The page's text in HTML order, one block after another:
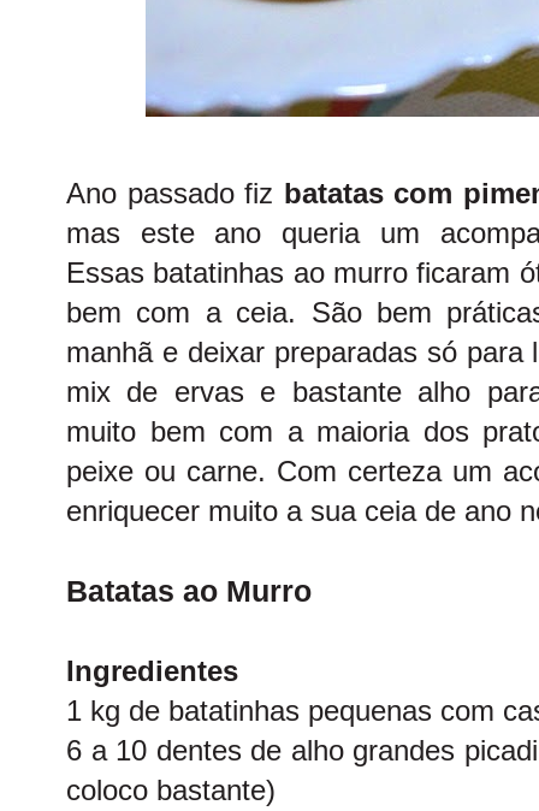
Ano passado fiz batatas com
mas este ano queria um
Essas batatinhas ao murro ficaram
bem com a ceia. São bem
manhã e deixar preparadas só
mix de ervas e bastante alho
muito bem com a maioria dos
peixe ou carne. Com certeza um
enriquecer muito a sua ceia de ano
Batatas ao Murro
Ingredientes
1 kg de batatinhas pequenas com
6 a 10 dentes de alho grandes
coloco bastante)